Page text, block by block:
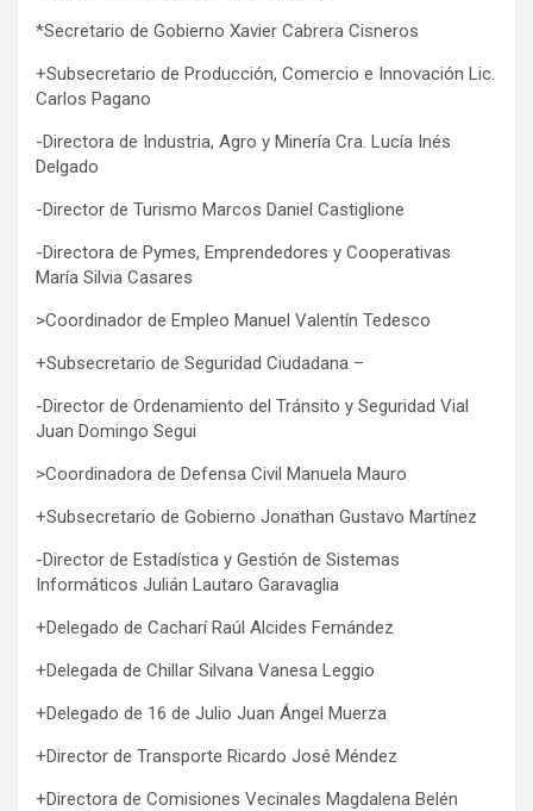
*Secretario de Gobierno Xavier Cabrera Cisneros
+Subsecretario de Producción, Comercio e Innovación Lic.
Carlos Pagano
-Directora de Industria, Agro y Minería Cra. Lucía Inés
Delgado
-Director de Turismo Marcos Daniel Castiglione
-Directora de Pymes, Emprendedores y Cooperativas
María Silvia Casares
>Coordinador de Empleo Manuel Valentín Tedesco
+Subsecretario de Seguridad Ciudadana –
-Director de Ordenamiento del Tránsito y Seguridad Vial
Juan Domingo Segui
>Coordinadora de Defensa Civil Manuela Mauro
+Subsecretario de Gobierno Jonathan Gustavo Martínez
-Director de Estadística y Gestión de Sistemas
Informáticos Julián Lautaro Garavaglia
+Delegado de Cacharí Raúl Alcides Fernández
+Delegada de Chillar Silvana Vanesa Leggio
+Delegado de 16 de Julio Juan Ángel Muerza
+Director de Transporte Ricardo José Méndez
+Directora de Comisiones Vecinales Magdalena Belén